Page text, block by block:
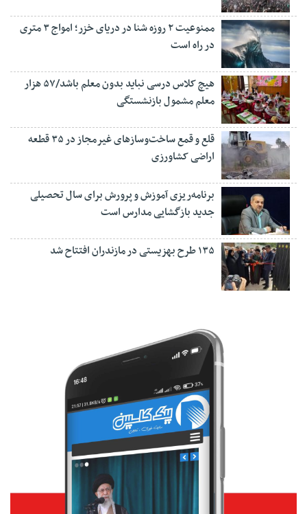
ممنوعیت ۲ روزه شنا در دریای خزر؛ امواج ۳ متری
در راه است
هیچ کلاس درسی نباید بدون معلم باشد/۵۷ هزار
معلم مشمول بازنشستگی
قلع و قمع ساخت‌وسازهای غیرمجاز در ۳۵ قطعه
اراضی کشاورزی
برنامه‌ریزی آموزش و پرورش برای سال تحصیلی
جدید بازگشایی مدارس است
۱۳۵ طرح بهزیستی در مازندران افتتاح شد